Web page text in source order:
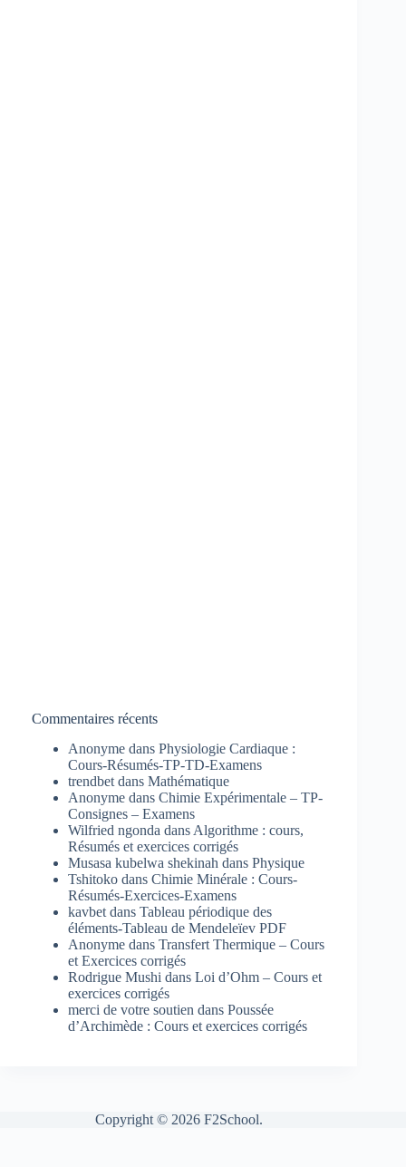
Commentaires récents
Anonyme dans Physiologie Cardiaque :
Cours-Résumés-TP-TD-Examens
trendbet dans Mathématique
Anonyme dans Chimie Expérimentale – TP-
Consignes – Examens
Wilfried ngonda dans Algorithme : cours,
Résumés et exercices corrigés
Musasa kubelwa shekinah dans Physique
Tshitoko dans Chimie Minérale : Cours-
Résumés-Exercices-Examens
kavbet dans Tableau périodique des
éléments-Tableau de Mendeleïev PDF
Anonyme dans Transfert Thermique – Cours
et Exercices corrigés
Rodrigue Mushi dans Loi d’Ohm – Cours et
exercices corrigés
merci de votre soutien dans Poussée
d’Archimède : Cours et exercices corrigés
Copyright © 2026 F2School.